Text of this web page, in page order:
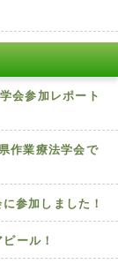
会参加レポート
作業療法学会で
参加しました！
ール！